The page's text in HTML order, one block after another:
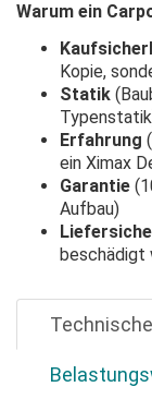
Warum ein
Kopie,
Statik
Erfahrung
ein Ximax
Garantie
Aufbau)
beschädigt